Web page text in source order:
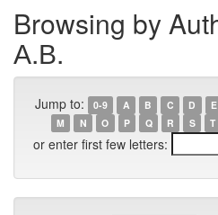
Browsing by
А.В.
Jump to: 0-9 A B C D E
M
N O P Q R S T
or enter first few letters: